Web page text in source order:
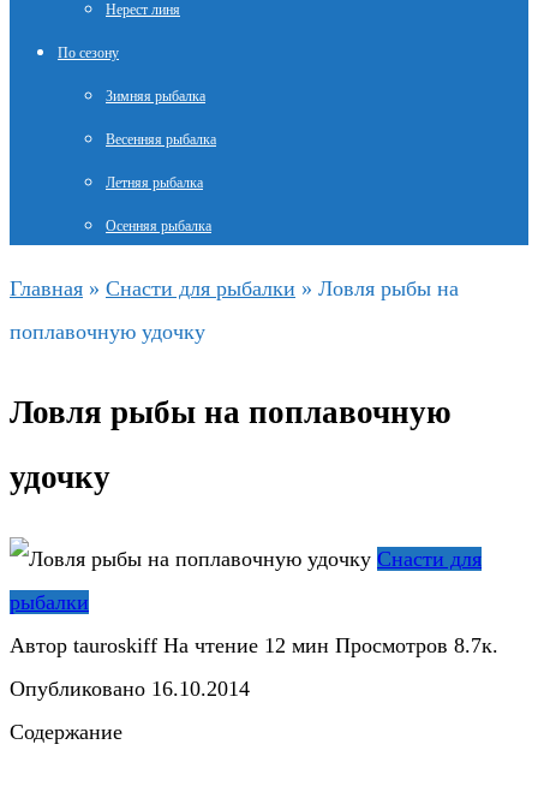
Нерест линя
По сезону
Зимняя рыбалка
Весенняя рыбалка
Летняя рыбалка
Осенняя рыбалка
Главная » Снасти для рыбалки » Ловля рыбы на
поплавочную удочку
Ловля рыбы на поплавочную
удочку
Снасти для
рыбалки
Автор tauroskiff На чтение 12 мин Просмотров 8.7к.
Опубликовано 16.10.2014
Содержание